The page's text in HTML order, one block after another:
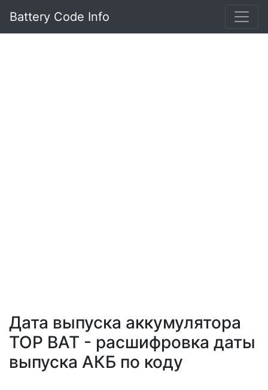
Battery Code Info
Дата выпуска аккумулятора
TOP BAT - расшифровка даты
выпуска АКБ по коду